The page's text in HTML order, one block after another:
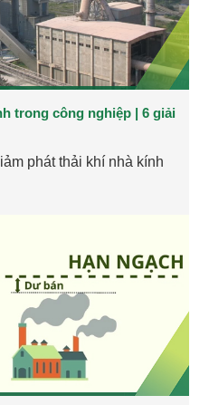
trong công nghiệp | 6 giải
phát thải khí nhà kính